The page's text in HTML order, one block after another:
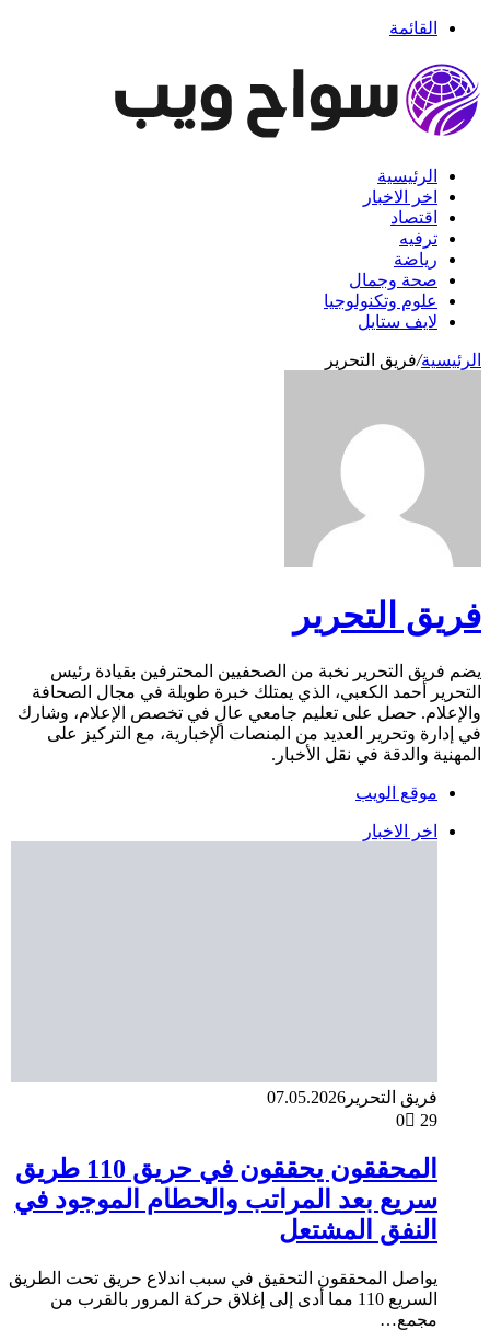
القائمة
الرئيسية
اخر الاخبار
اقتصاد
ترفيه
رياضة
صحة وجمال
علوم وتكنولوجيا
لايف ستايل
الرئيسية/فريق التحرير
فريق التحرير
يضم فريق التحرير نخبة من الصحفيين المحترفين بقيادة رئيس
التحرير أحمد الكعبي، الذي يمتلك خبرة طويلة في مجال الصحافة
والإعلام. حصل على تعليم جامعي عالٍ في تخصص الإعلام، وشارك
في إدارة وتحرير العديد من المنصات الإخبارية، مع التركيز على
المهنية والدقة في نقل الأخبار.
موقع الويب
اخر الاخبار
فريق التحرير 07.05.2026
0
29
المحققون يحققون في حريق 110 طريق
سريع بعد المراتب والحطام الموجود في
النفق المشتعل
يواصل المحققون التحقيق في سبب اندلاع حريق تحت الطريق
السريع 110 مما أدى إلى إغلاق حركة المرور بالقرب من
مجمع…